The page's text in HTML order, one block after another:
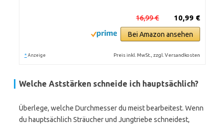
10,99 €
16,99 €
Bei Amazon ansehen
* Anzeige Preis inkl. MwSt., zzgl. Versandkosten
Welche Aststärken schneide ich hauptsächlich?
Überlege, welche Durchmesser du meist bearbeitest. Wenn
du hauptsächlich Sträucher und Jungtriebe schneidest,